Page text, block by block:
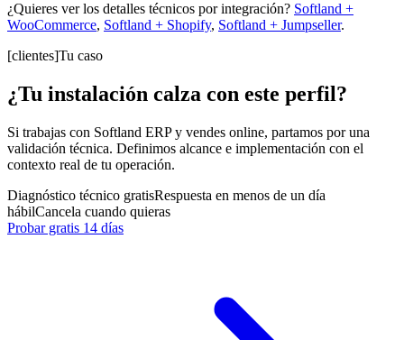
¿Quieres ver los detalles técnicos por integración? Softland +
WooCommerce, Softland + Shopify, Softland + Jumpseller.
[clientes]Tu caso
¿Tu instalación calza con este perfil?
Si trabajas con Softland ERP y vendes online, partamos por una
validación técnica. Definimos alcance e implementación con el
contexto real de tu operación.
Diagnóstico técnico gratisRespuesta en menos de un día
hábilCancela cuando quieras
Probar gratis 14 días